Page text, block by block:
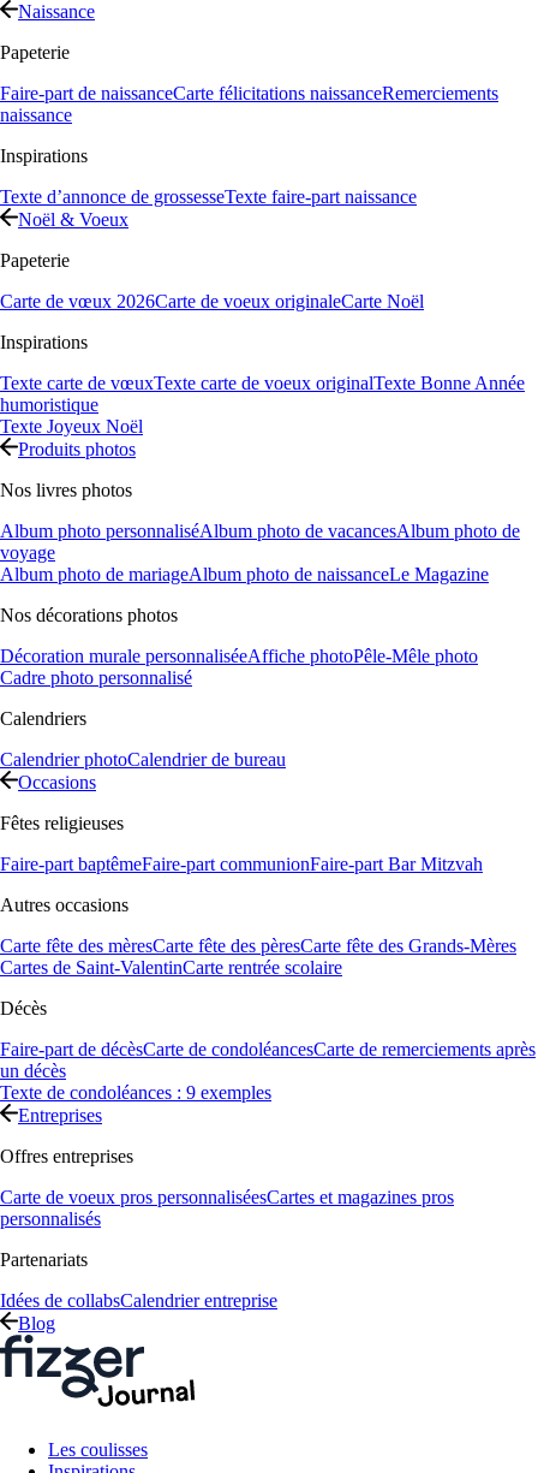
Naissance
Papeterie
Faire-part de naissanceCarte félicitations naissanceRemerciements
naissance
Inspirations
Texte d’annonce de grossesseTexte faire-part naissance
Noël & Voeux
Papeterie
Carte de vœux 2026Carte de voeux originaleCarte Noël
Inspirations
Texte carte de vœuxTexte carte de voeux originalTexte Bonne Année
humoristique
Texte Joyeux Noël
Produits photos
Nos livres photos
Album photo personnaliséAlbum photo de vacancesAlbum photo de
voyage
Album photo de mariageAlbum photo de naissanceLe Magazine
Nos décorations photos
Décoration murale personnaliséeAffiche photoPêle-Mêle photo
Cadre photo personnalisé
Calendriers
Calendrier photoCalendrier de bureau
Occasions
Fêtes religieuses
Faire-part baptêmeFaire-part communionFaire-part Bar Mitzvah
Autres occasions
Carte fête des mèresCarte fête des pèresCarte fête des Grands-Mères
Cartes de Saint-ValentinCarte rentrée scolaire
Décès
Faire-part de décèsCarte de condoléancesCarte de remerciements après
un décès
Texte de condoléances : 9 exemples
Entreprises
Offres entreprises
Carte de voeux pros personnaliséesCartes et magazines pros
personnalisés
Partenariats
Idées de collabsCalendrier entreprise
Blog
Les coulisses